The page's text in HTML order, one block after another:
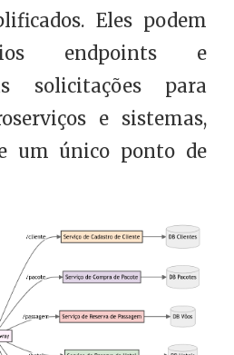
Eles podem
endpoints e
solicitações para
e sistemas,
um único ponto de